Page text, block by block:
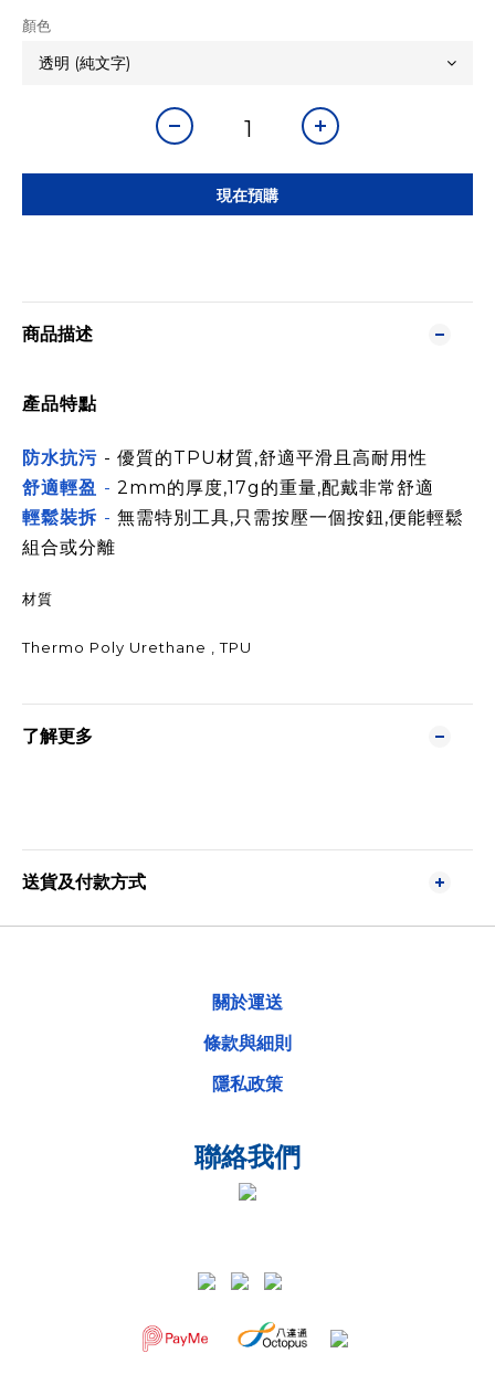
顏色
現在預購
商品描述
產品特點
防水抗污 - 優質的TPU材質,舒適平滑且高耐用性
舒適輕盈 - 2mm的厚度,17g的重量,配戴非常舒適
輕鬆裝拆 - 無需特別工具,只需按壓一個按鈕,便能輕鬆
組合或分離
材質
Thermo Poly Urethane , TPU
了解更多
送貨及付款方式
關於運送
條款與細則
隱私政策
聯絡我們